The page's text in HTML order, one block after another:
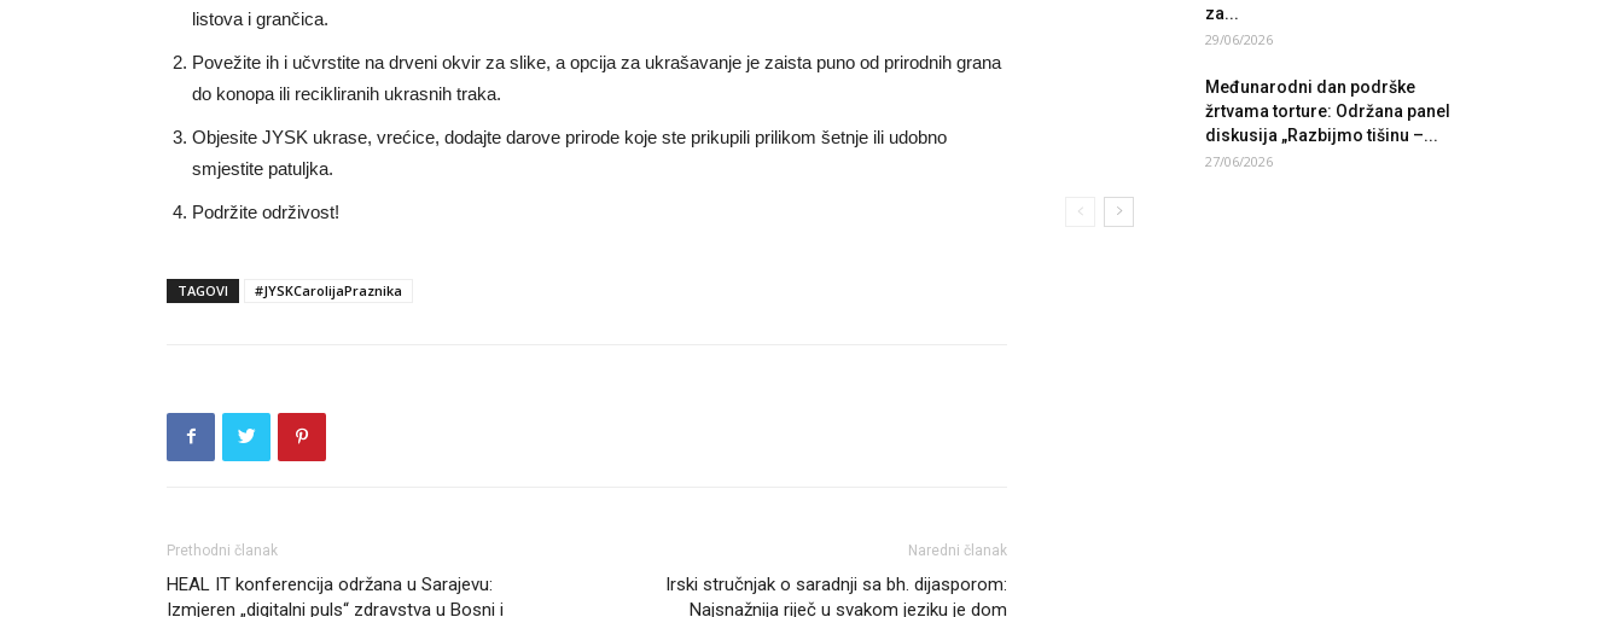
listova i grančica.
Povežite ih i učvrstite na drveni okvir za slike, a opcija za ukrašavanje je zaista puno od prirodnih grana
do konopa ili recikliranih ukrasnih traka.
Objesite JYSK ukrase, vrećice, dodajte darove prirode koje ste prikupili prilikom šetnje ili udobno
smjestite patuljka.
Podržite održivost!
TAGOVI #JYSKCarolijaPraznika
Prethodni članak
HEAL IT konferencija održana u Sarajevu:
Izmjeren „digitalni puls“ zdravstva u Bosni i
Naredni članak
Irski stručnjak o saradnji sa bh. dijasporom:
Najsnažnija riječ u svakom jeziku je dom
za...
29/06/2026
Međunarodni dan podrške
žrtvama torture: Održana panel
diskusija „Razbijmo tišinu –...
27/06/2026